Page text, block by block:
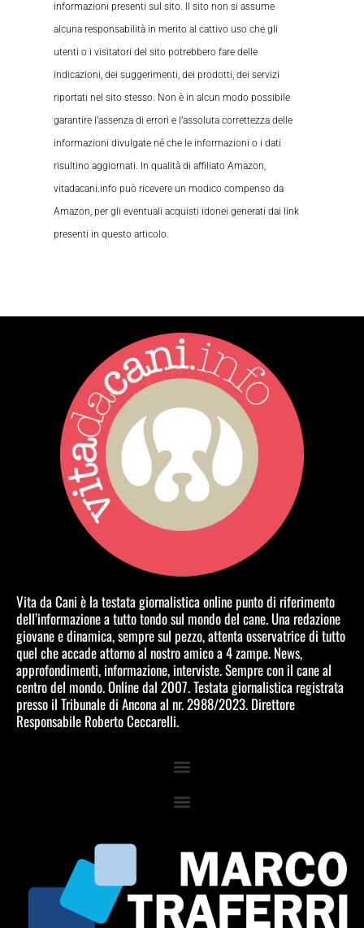
informazioni presenti sul sito. Il sito non si assume
alcuna responsabilità in merito al cattivo uso che gli
utenti o i visitatori del sito potrebbero fare delle
indicazioni, dei suggerimenti, dei prodotti, dei servizi
riportati nel sito stesso. Non è in alcun modo possibile
garantire l’assenza di errori e l’assoluta correttezza delle
informazioni divulgate né che le informazioni o i dati
risultino aggiornati. In qualità di affiliato Amazon,
vitadacani.info può ricevere un modico compenso da
Amazon, per gli eventuali acquisti idonei generati dai link
presenti in questo articolo.
Vita da Cani è la testata giornalistica online punto di riferimento
dell’informazione a tutto tondo sul mondo del cane. Una redazione
giovane e dinamica, sempre sul pezzo, attenta osservatrice di tutto
quel che accade attorno al nostro amico a 4 zampe. News,
approfondimenti, informazione, interviste. Sempre con il cane al
centro del mondo. Online dal 2007. Testata giornalistica registrata
presso il Tribunale di Ancona al nr. 2988/2023. Direttore
Responsabile Roberto Ceccarelli.